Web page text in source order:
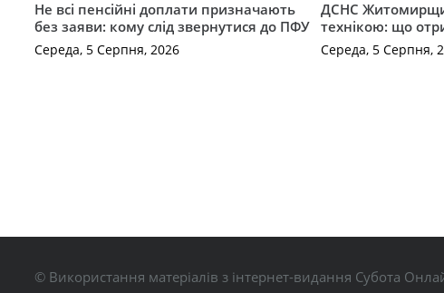
Не всі пенсійні доплати призначають
без заяви: кому слід звернутися до ПФУ
Середа, 5 Серпня, 2026
ДСНС
технікою: що
Середа, 5 Серпня,
© Використання матеріалів з інтернет-видання Субота